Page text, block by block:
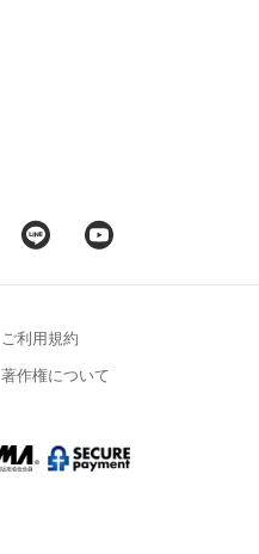
ご利用規約
著作権について